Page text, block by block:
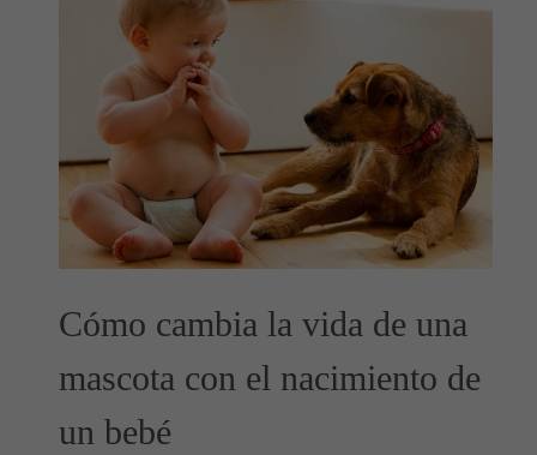
Cómo cambia la vida de una
mascota con el nacimiento de
un bebé